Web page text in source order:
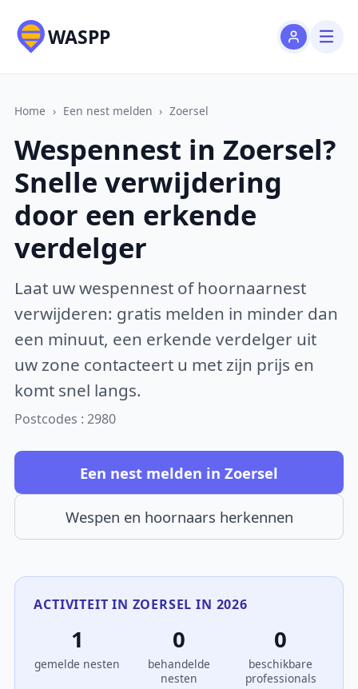
WASPP
Home › Een nest melden › Zoersel
Wespennest in Zoersel?
Snelle verwijdering
door een erkende
verdelger
Laat uw wespennest of hoornaarnest
verwijderen: gratis melden in minder dan
een minuut, een erkende verdelger uit
uw zone contacteert u met zijn prijs en
komt snel langs.
Postcodes : 2980
Een nest melden in Zoersel
Wespen en hoornaars herkennen
ACTIVITEIT IN ZOERSEL IN 2026
1
gemelde nesten
0
behandelde
nesten
0
beschikbare
professionals